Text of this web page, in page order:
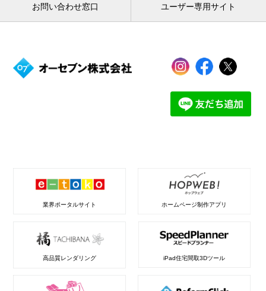
お問い合わせ窓口 ユーザー専用サイト
業界ポータルサイト ホームページ制作アプリ
高品質レンダリング iPad住宅間取3Dツール